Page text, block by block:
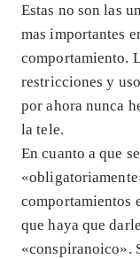
Estas no son las
mas importantes
comportamiento.
restricciones y
por ahora nunca
la tele.
En cuanto a que
comportamientos
que haya que
«conspiranoico».